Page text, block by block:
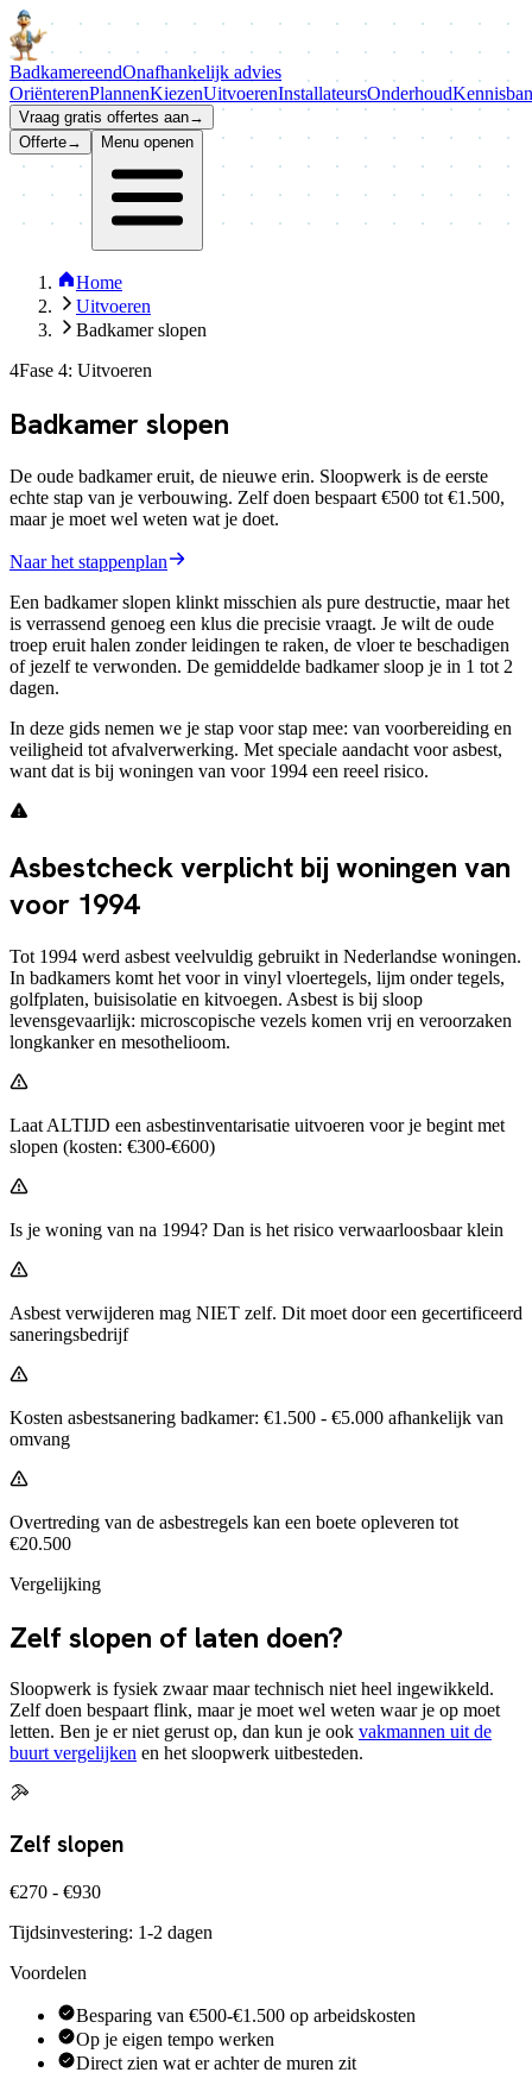
BadkamereendOnafhankelijk advies
OriënterenPlannenKiezenUitvoerenInstallateursOnderhoud
Vraag gratis offertes aan→
Offerte→ Menu openen
Home
Uitvoeren
Badkamer slopen
4Fase 4: Uitvoeren
Badkamerslopen
De oude badkamer eruit, de nieuwe erin. Sloopwerk is de eerste
echte stap van je verbouwing. Zelf doen bespaart €500 tot €1.500,
maar je moet wel weten wat je doet.
Naar het stappenplan
Een badkamer slopen klinkt misschien als pure destructie, maar het
is verrassend genoeg een klus die precisie vraagt. Je wilt de oude
troep eruit halen zonder leidingen te raken, de vloer te beschadigen
of jezelf te verwonden. De gemiddelde badkamer sloop je in 1 tot 2
dagen.
In deze gids nemen we je stap voor stap mee: van voorbereiding en
veiligheid tot afvalverwerking. Met speciale aandacht voor asbest,
want dat is bij woningen van voor 1994 een reeel risico.
Asbestcheck verplicht bij woningen van
voor 1994
Tot 1994 werd asbest veelvuldig gebruikt in Nederlandse woningen.
In badkamers komt het voor in vinyl vloertegels, lijm onder tegels,
golfplaten, buisisolatie en kitvoegen. Asbest is bij sloop
levensgevaarlijk: microscopische vezels komen vrij en veroorzaken
longkanker en mesothelioom.
Laat ALTIJD een asbestinventarisatie uitvoeren voor je begint met
slopen (kosten: €300-€600)
Is je woning van na 1994? Dan is het risico verwaarloosbaar klein
Asbest verwijderen mag NIET zelf. Dit moet door een gecertificeerd
saneringsbedrijf
Kosten asbestsanering badkamer: €1.500 - €5.000 afhankelijk van
omvang
Overtreding van de asbestregels kan een boete opleveren tot
€20.500
Vergelijking
Zelf slopen of laten doen?
Sloopwerk is fysiek zwaar maar technisch niet heel ingewikkeld.
Zelf doen bespaart flink, maar je moet wel weten waar je op moet
letten. Ben je er niet gerust op, dan kun je ook vakmannen uit de
buurt vergelijken en het sloopwerk uitbesteden.
Zelf slopen
€270 - €930
Tijdsinvestering: 1-2 dagen
Voordelen
Besparing van €500-€1.500 op arbeidskosten
Op je eigen tempo werken
Direct zien wat er achter de muren zit